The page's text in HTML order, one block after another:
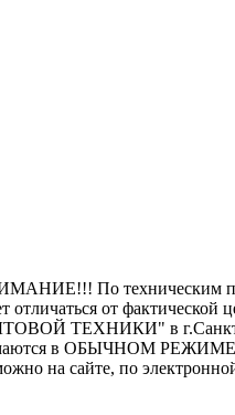
По техническим
от фактической
ТЕХНИКИ" в г.Санкт-
в ОБЫЧНОМ
на сайте, по